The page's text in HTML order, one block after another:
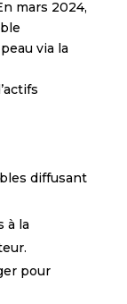
mars 2024,
via la
diffusant
à la
pour